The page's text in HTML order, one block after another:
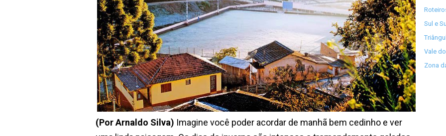
(Por Arnaldo Silva) Imagine você poder acordar de manhã bem cedinho e ver
Sul e
Vale
Zona